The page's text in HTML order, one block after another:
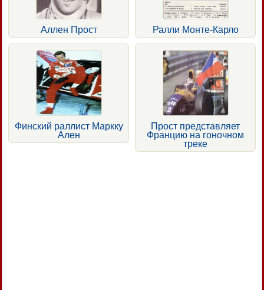
Аллен Прост Ралли Монте-Карло
Финский раллист Маркку
Ален
Прост представляет
Францию на гоночном
треке